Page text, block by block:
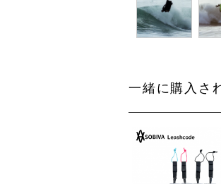
一緒に購入さ